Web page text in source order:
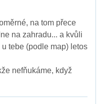
na tom přece
na zahradu... a kvůli
tebe (podle map) letos
nefňukáme, když